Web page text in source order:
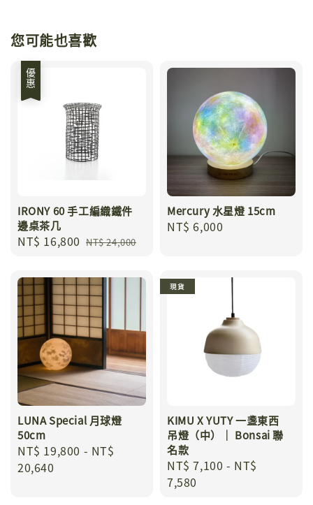
您可能也喜歡
優惠
IRONY 60 手工編織鐵件
邊桌茶几
Sale
NT$ 16,800 Regular
NT$ 24,000
Mercury 水星燈 15cm
Regular
NT$ 6,000
LUNA Special 月球燈
50cm
Regular
price
NT$ 19,800 - NT$
20,640
現貨
KIMU X YUTY 一盞東西
吊燈（中）｜ Bonsai 聯
名款
Regular
price
NT$ 7,100 - NT$
7,580